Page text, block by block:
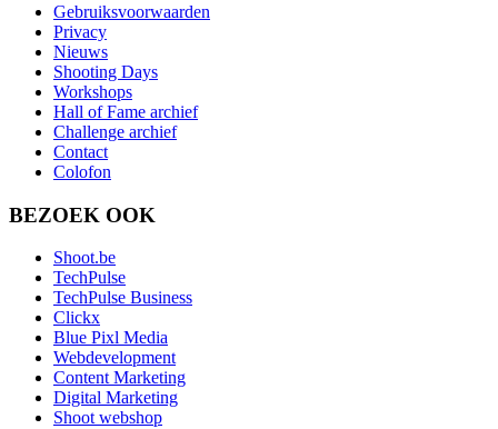
Gebruiksvoorwaarden
Privacy
Nieuws
Shooting Days
Workshops
Hall of Fame archief
Challenge archief
Contact
Colofon
BEZOEK OOK
Shoot.be
TechPulse
TechPulse Business
Clickx
Blue Pixl Media
Webdevelopment
Content Marketing
Digital Marketing
Shoot webshop